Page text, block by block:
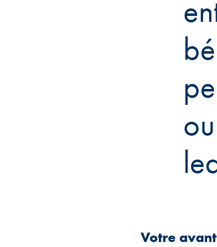
Votre